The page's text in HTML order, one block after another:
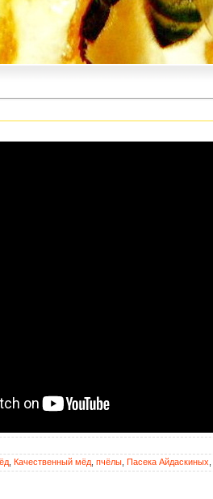
, Качественный мёд, пчёлы, Пасека Айдаскиных